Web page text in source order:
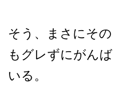
そう、まさにそ
もグレずにがん
いる。